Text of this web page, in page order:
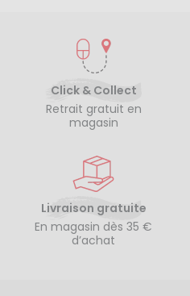
Click & Collect
Retrait gratuit en
magasin
Livraison gratuite
En magasin dès 35 €
d’achat